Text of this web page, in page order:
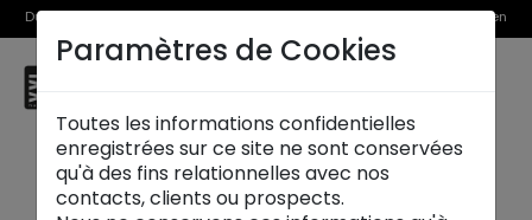
Du 1er au 31 août, découvrez >> nos Offres Spéciales et l’Offre Reprise en
magasin
Paramètres de Cookies
Toutes les informations confidentielles
enregistrées sur ce site ne sont conservées
qu'à des fins relationnelles avec nos
contacts, clients ou prospects.